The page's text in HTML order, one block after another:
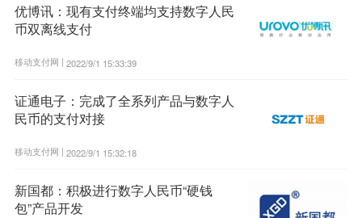
优博讯：现有支付终端均支持数字人民
币双离线支付
移动支付网 | 2022/9/1 15:33:39
证通电子：完成了全系列产品与数字人
民币的支付对接
移动支付网 | 2022/9/1 15:32:18
新国都：积极进行数字人民币“硬钱
包”产品开发